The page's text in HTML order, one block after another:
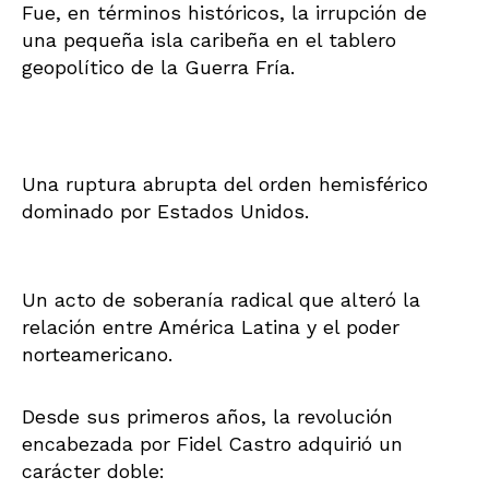
Fue, en términos históricos, la irrupción de
una pequeña isla caribeña en el tablero
geopolítico de la Guerra Fría.
Una ruptura abrupta del orden hemisférico
dominado por Estados Unidos.
Un acto de soberanía radical que alteró la
relación entre América Latina y el poder
norteamericano.
Desde sus primeros años, la revolución
encabezada por Fidel Castro adquirió un
carácter doble: